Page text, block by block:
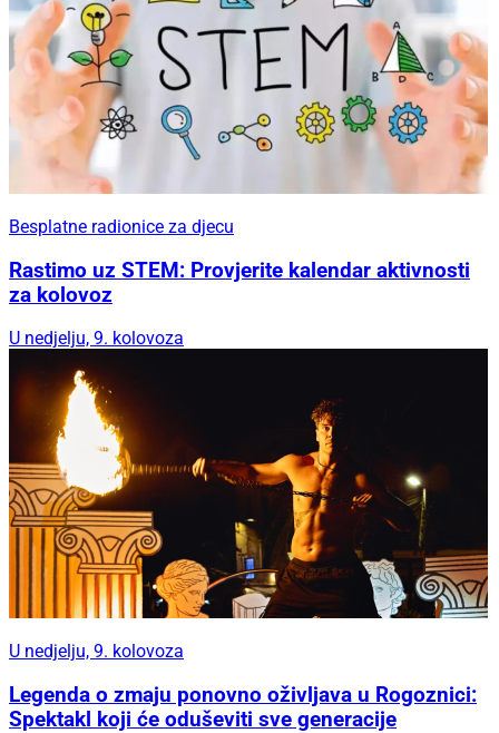
Besplatne radionice za djecu
Rastimo uz STEM: Provjerite kalendar aktivnosti
za kolovoz
U nedjelju, 9. kolovoza
U nedjelju, 9. kolovoza
Legenda o zmaju ponovno oživljava u Rogoznici:
Spektakl koji će oduševiti sve generacije